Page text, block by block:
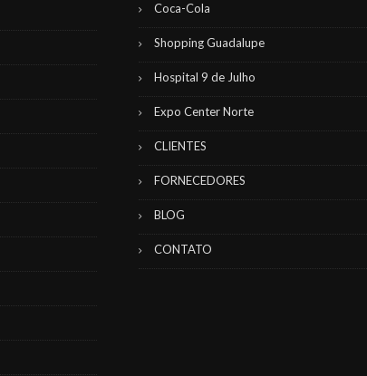
Coca-Cola
Shopping Guadalupe
Hospital 9 de Julho
Expo Center Norte
CLIENTES
FORNECEDORES
BLOG
CONTATO